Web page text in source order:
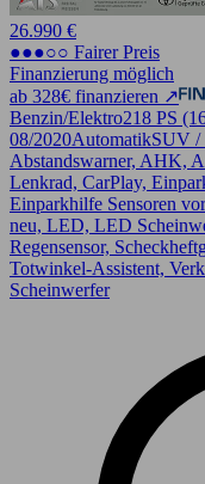
26.990 €
●●●○○ Fairer Preis
Finanzierung möglich
ab 328€ finanzieren ↗
Benzin/Elektro218 PS
08/2020AutomatikSUV /
Abstandswarner, AHK,
Lenkrad, CarPlay,
Einparkhilfe Sensoren
neu, LED, LED
Regensensor,
Totwinkel-Assistent,
Scheinwerfer